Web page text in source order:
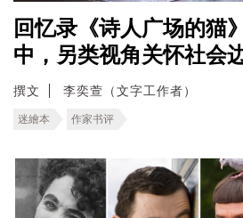
回忆录《诗人广场的猫
中，另类视角关怀社会
撰文 李奕萱（文字工作者）
迷繪本 作家书评